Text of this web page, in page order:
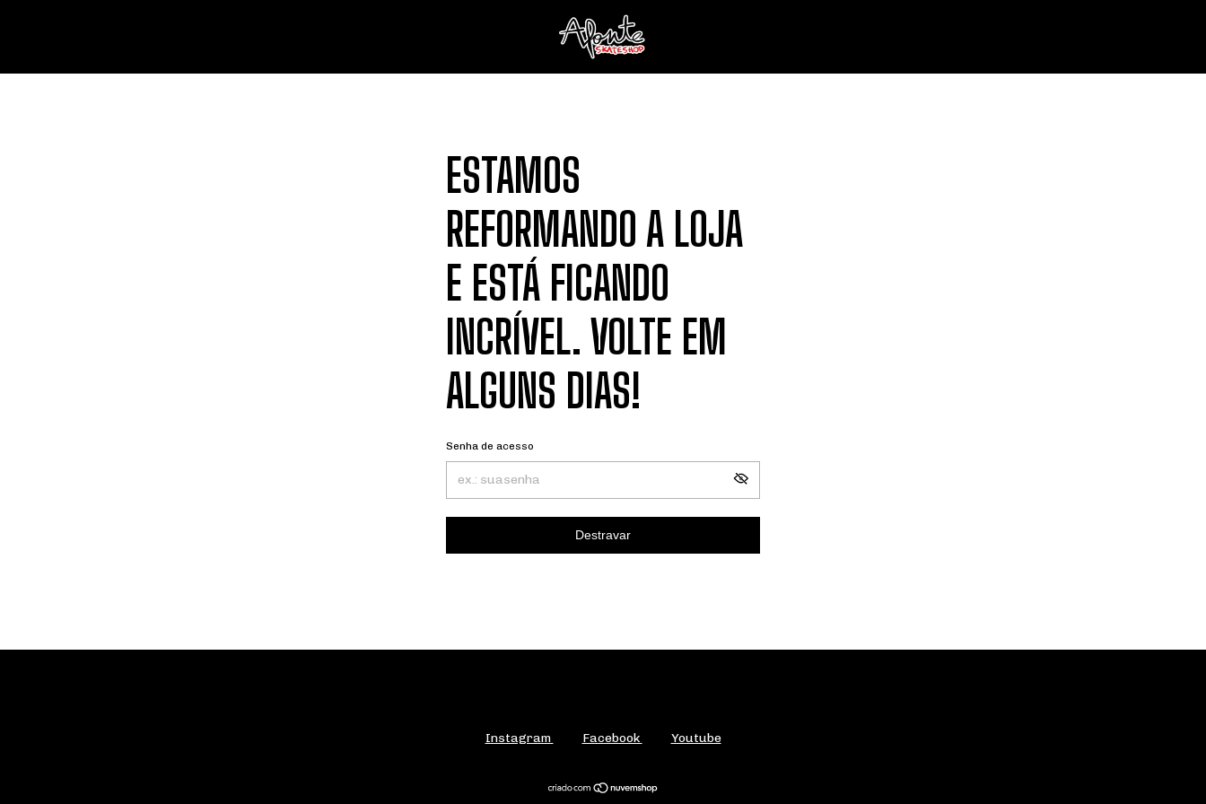
ESTAMOS
REFORMANDO A LOJA
E ESTÁ FICANDO
INCRÍVEL. VOLTE EM
ALGUNS DIAS!
Senha de acesso
Destravar
Instagram Facebook Youtube